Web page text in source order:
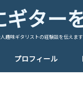
ギター
趣味ギタリストの経験談を伝えます
プロフィール